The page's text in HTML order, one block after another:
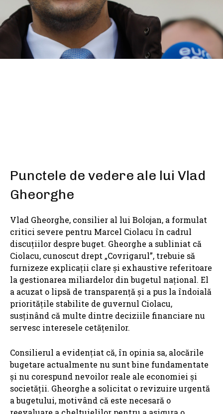
Punctele de vedere ale lui Vlad
Gheorghe
Vlad Gheorghe, consilier al lui Bolojan, a formulat
critici severe pentru Marcel Ciolacu în cadrul
discuțiilor despre buget. Gheorghe a subliniat că
Ciolacu, cunoscut drept „Covrigarul”, trebuie să
furnizeze explicații clare și exhaustive referitoare
la gestionarea miliardelor din bugetul național. El
a acuzat o lipsă de transparență și a pus la îndoială
prioritățile stabilite de guvernul Ciolacu,
susținând că multe dintre deciziile financiare nu
servesc interesele cetățenilor.
Consilierul a evidențiat că, în opinia sa, alocările
bugetare actualmente nu sunt bine fundamentate
și nu corespund nevoilor reale ale economiei și
societății. Gheorghe a solicitat o revizuire urgentă
a bugetului, motivând că este necesară o